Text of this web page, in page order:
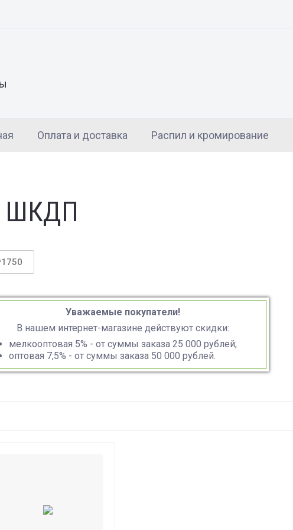
Оплата и доставка Распил и кромирование
ШКДП
Уважаемые покупатели!
В нашем интернет-магазине действуют скидки:
мелкооптовая 5% - от суммы заказа 25 000 рублей;
оптовая 7,5% - от суммы заказа 50 000 рублей.